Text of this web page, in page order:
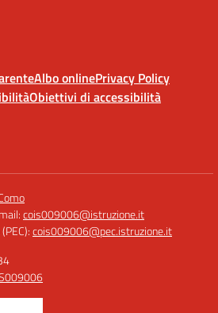
Albo onlinePrivacy Policy
Obiettivi di accessibilità
cois009006@istruzione.it
cois009006@pec.istruzione.it